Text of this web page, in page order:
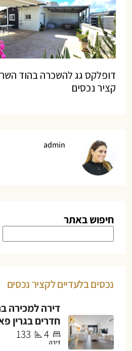
דופלקס גג להשכרה בהוד
קציר נכסים
admin
חיפוש באתר
נכסים בלעדיים לקציר נכסים
חדרים בגרין
4
133
דירה